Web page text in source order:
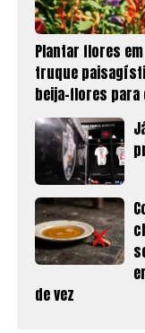
Plantar flores
truque
beija-flores
de vez